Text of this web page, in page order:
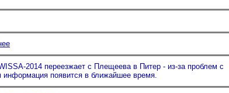
2014 переезжает с Плещеева в Питер - из-за проблем с
появится в ближайшее время.